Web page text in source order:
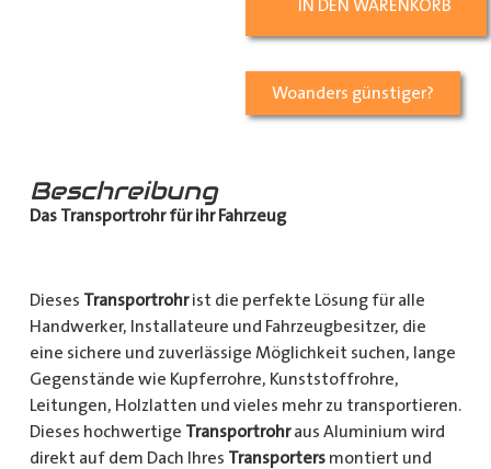
IN DEN WARENKORB
Woanders günstiger?
Beschreibung
Das Transportrohr für ihr Fahrzeug
Dieses Transportrohrist die perfekte Lösung für alle
Handwerker, Installateure und Fahrzeugbesitzer, die
eine sichere und zuverlässige Möglichkeit suchen, lange
Gegenstände wie Kupferrohre, Kunststoffrohre,
Leitungen, Holzlatten und vieles mehr zu transportieren.
Dieses hochwertige Transportrohraus Aluminium wird
direkt auf dem Dach Ihres Transportersmontiert und